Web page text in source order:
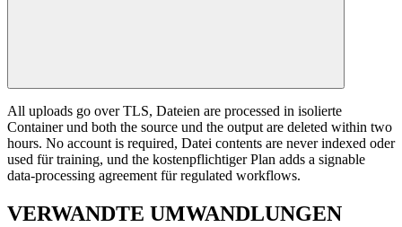
All uploads go over TLS, Dateien are processed in isolierte
Container und both the source und the output are deleted within two
hours. No account is required, Datei contents are never indexed oder
used für training, und the kostenpflichtiger Plan adds a signable
data-processing agreement für regulated workflows.
VERWANDTE UMWANDLUNGEN